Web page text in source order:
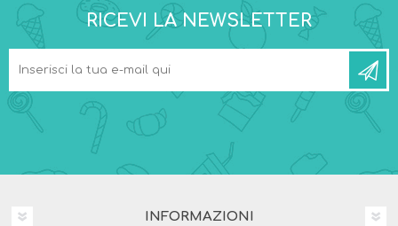
RICEVI LA NEWSLETTER
INFORMAZIONI